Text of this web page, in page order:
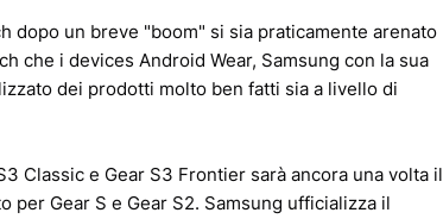
dopo un breve "boom" si sia praticamente arenato
che i devices Android Wear, Samsung con la sua
dei prodotti molto ben fatti sia a livello di
Classic e Gear S3 Frontier sarà ancora una volta il
per Gear S e Gear S2. Samsung ufficializza il